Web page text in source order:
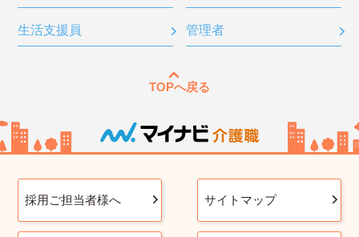
生活支援員 管理者
TOPへ戻る
採用ご担当者様へ サイトマップ